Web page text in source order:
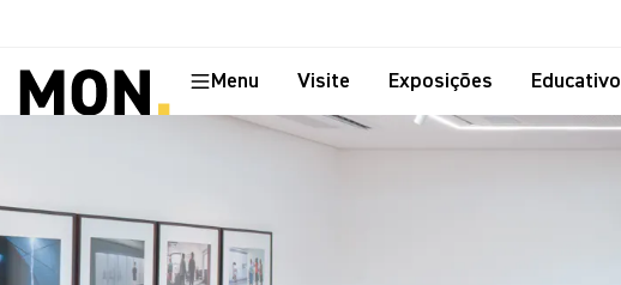
Menu Visite Exposições Educativo